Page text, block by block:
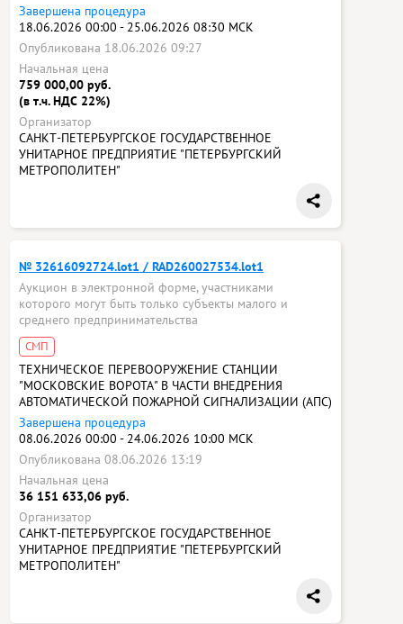
Завершена процедура
18.06.2026 00:00 - 25.06.2026 08:30 МСК
Опубликована 18.06.2026 09:27
Начальная цена
759 000,00 руб.
(в т.ч. НДС 22%)
Организатор
САНКТ-ПЕТЕРБУРГСКОЕ ГОСУДАРСТВЕННОЕ
УНИТАРНОЕ ПРЕДПРИЯТИЕ "ПЕТЕРБУРГСКИЙ
МЕТРОПОЛИТЕН"
№ 32616092724.lot1 / RAD260027534.lot1
Аукцион в электронной форме, участниками
которого могут быть только субъекты малого и
среднего предпринимательства
СМП
ТЕХНИЧЕСКОЕ ПЕРЕВООРУЖЕНИЕ СТАНЦИИ
"МОСКОВСКИЕ ВОРОТА" В ЧАСТИ ВНЕДРЕНИЯ
АВТОМАТИЧЕСКОЙ ПОЖАРНОЙ СИГНАЛИЗАЦИИ (АПС)
Завершена процедура
08.06.2026 00:00 - 24.06.2026 10:00 МСК
Опубликована 08.06.2026 13:19
Начальная цена
36 151 633,06 руб.
Организатор
САНКТ-ПЕТЕРБУРГСКОЕ ГОСУДАРСТВЕННОЕ
УНИТАРНОЕ ПРЕДПРИЯТИЕ "ПЕТЕРБУРГСКИЙ
МЕТРОПОЛИТЕН"